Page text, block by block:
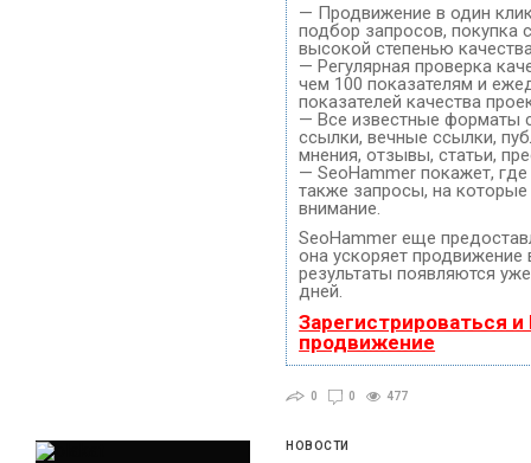
— Продвижение в один
подбор запросов, покупка
высокой степенью
— Регулярная проверка
чем 100 показателям и
показателей качества
— Все известные форматы
ссылки, вечные ссылки,
мнения, отзывы, статьи,
— SeoHammer покажет,
также запросы, на
внимание.
SeoHammer еще
она ускоряет продвижение
результаты появляются
дней.
Зарегистрироваться и
продвижение
0 0 477
НОВОСТИ